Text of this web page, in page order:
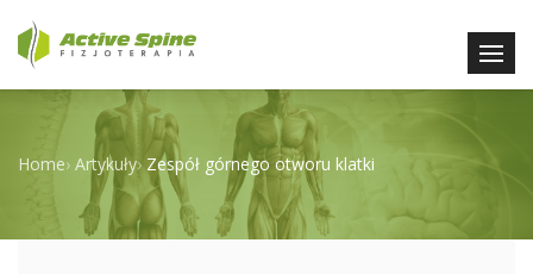
Home› Artykuły› Zespół górnego otworu klatki